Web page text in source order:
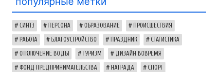
СИНТЗ ПЕРСОНА ОБРАЗОВАНИЕ ПРОИСШЕСТВИЯ
РАБОТА БЛАГОУСТРОЙСТВО ПРАЗДНИК СТАТИСТИКА
ОТКЛЮЧЕНИЕ ВОДЫ ТУРИЗМ ДИЗАЙН ВОВРЕМЯ
ФОНД ПРЕДПРИНИМАТЕЛЬСТВА НАГРАДА СПОРТ